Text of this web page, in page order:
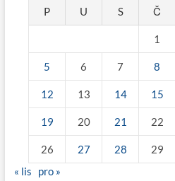
P U S Č
1
5 6 7 8
12 13 14 15
19 20 21 22
26 27 28 29
« lis
pro »